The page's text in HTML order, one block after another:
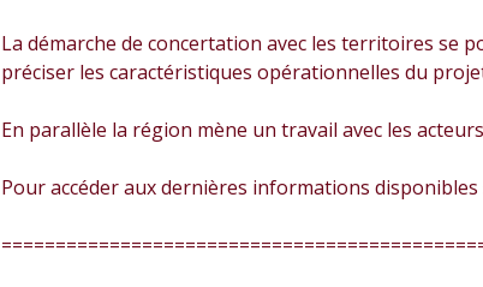
La démarche de concertation avec les territoires se
préciser les caractéristiques opérationnelles du
En parallèle la région mène un travail avec les
Pour accéder aux dernières informations